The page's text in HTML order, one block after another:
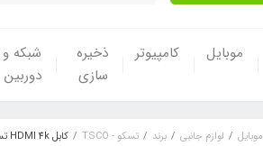
موبایل کامپیوتر
ذخیره
سازی
شبکه و
دوربین
موبایل لوازم جانبی برند تسکو - TSCO کابل HDMI 4k تسکو مدل TC74 طول 5 متر